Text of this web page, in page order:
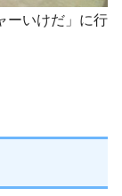
ーいけだ」に行